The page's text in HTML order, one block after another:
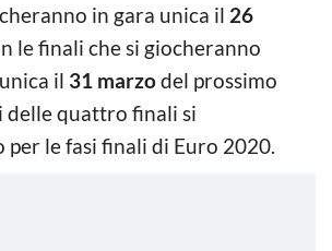
in gara unica il 26
le finali che si giocheranno
il 31 marzodel prossimo
delle quattro finali si
le fasi finali di Euro 2020.